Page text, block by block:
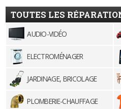
TOUTES LES
AUDIO-VIDÉO
ELECTROMÉNAGER
JARDINAGE, BRICOLAGE
PLOMBERIE-CHAUFFAGE